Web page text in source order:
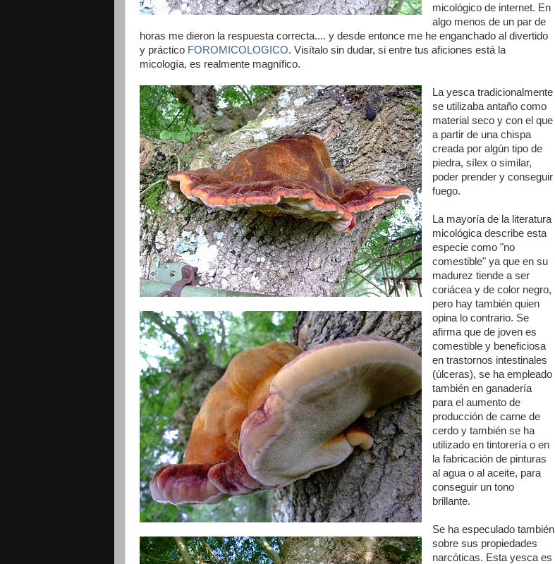
micológico de internet. En
algo menos de un par de
horas me dieron la respuesta correcta.... y desde entonce me he enganchado al divertido
y práctico FOROMICOLOGICO. Visítalo sin dudar, si entre tus aficiones está la
micología, es realmente magnífico.
La yesca tradicionalmente
se utilizaba antaño como
material seco y con el que
a partir de una chispa
creada por algún tipo de
piedra, sílex o similar,
poder prender y conseguir
fuego.
La mayoría de la literatura
micológica describe esta
especie como "no
comestible" ya que en su
madurez tiende a ser
coriácea y de color negro,
pero hay también quien
opina lo contrario. Se
afirma que de joven es
comestible y beneficiosa
en trastornos intestinales
(úlceras), se ha empleado
también en ganadería
para el aumento de
producción de carne de
cerdo y también se ha
utilizado en tintorería o en
la fabricación de pinturas
al agua o al aceite, para
conseguir un tono
brillante.
Se ha especulado también
sobre sus propiedades
narcóticas. Esta yesca es